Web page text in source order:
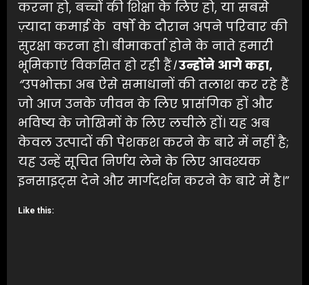
करना हो, बच्चों की शिक्षा के लिए हो, या सबसे
ज़्यादा कमाई के वर्षों के दौरान अपने परिवार की
सुरक्षा करना हो। बीमाकर्ता होने के नाते हमारी
भूमिकाएं विकसित हो रही हैं। उन्होंने आगेकहा,
“उपभोक्ता अब ऐसे समाधानों की तलाश कर रहे हैं
जो आज उनके जीवन के लिए प्रासंगिक हों और
भविष्य के जोखिमों के लिए लचीले हों। यह अब
केवल उत्पादों की पेशकश करने के बारे में नहीं है;
यह उन्हें सूचित निर्णय लेने के लिए आवश्यक
इनसाइट्स देने और मार्गदर्शन करने के बारे में है।”
Like this: